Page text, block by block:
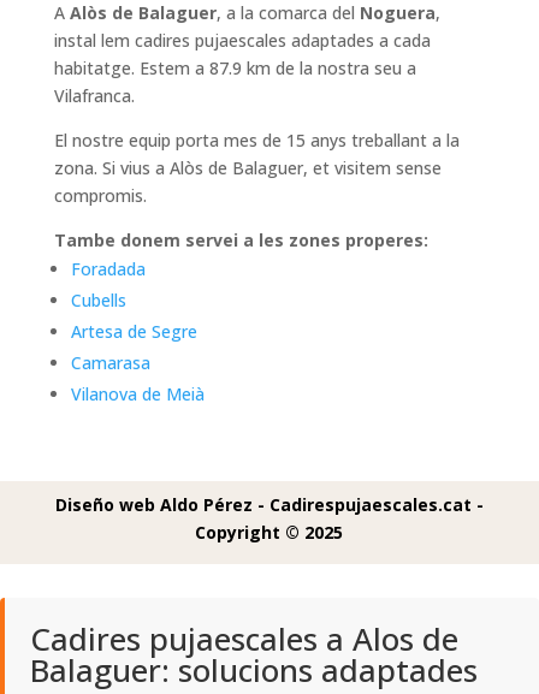
A Alòs de Balaguer, a la comarca del Noguera,
instal lem cadires pujaescales adaptades a cada
habitatge. Estem a 87.9 km de la nostra seu a
Vilafranca.
El nostre equip porta mes de 15 anys treballant a la
zona. Si vius a Alòs de Balaguer, et visitem sense
compromis.
Tambe donem servei a les zones properes:
Foradada
Cubells
Artesa de Segre
Camarasa
Vilanova de Meià
Diseño web Aldo Pérez - Cadirespujaescales.cat -
Copyright © 2025
Cadires pujaescales a Alos de
Balaguer: solucions adaptades